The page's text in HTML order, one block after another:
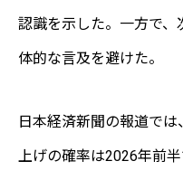
認識を示した。一方で
体的な言及を避けた。
日本経済新聞の報道で
上げの確率は2026年前